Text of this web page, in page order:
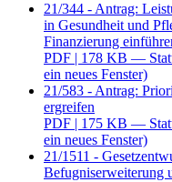
21/344 - Antrag:
in Gesundheit und
Finanzierung
PDF | 178 KB —
ein neues Fenster)
21/583 - Antrag:
ergreifen
PDF | 175 KB —
ein neues Fenster)
21/1511 -
Befugniserweiterung